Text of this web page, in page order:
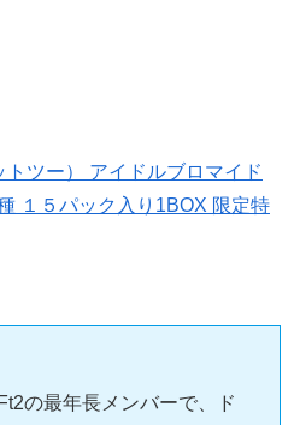
ツー） アイドルブロマイド
１５パック入り1BOX 限定特
の最年長メンバーで、ド